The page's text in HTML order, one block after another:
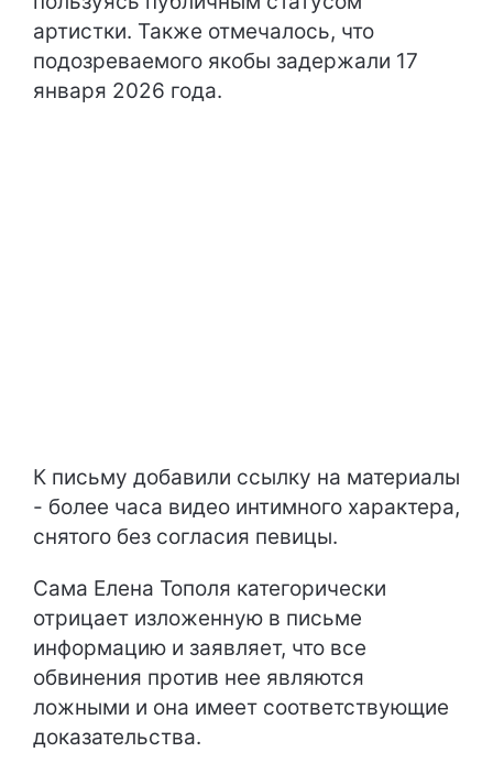
артистки. Также отмечалось, что
подозреваемого якобы задержали 17
января 2026 года.
К письму добавили ссылку на материалы
- более часа видео интимного характера,
снятого без согласия певицы.
Сама Елена Тополя категорически
отрицает изложенную в письме
информацию и заявляет, что все
обвинения против нее являются
ложными и она имеет соответствующие
доказательства.